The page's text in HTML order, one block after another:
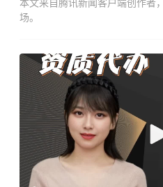
本文来自腾讯新闻客户端创作者
场。